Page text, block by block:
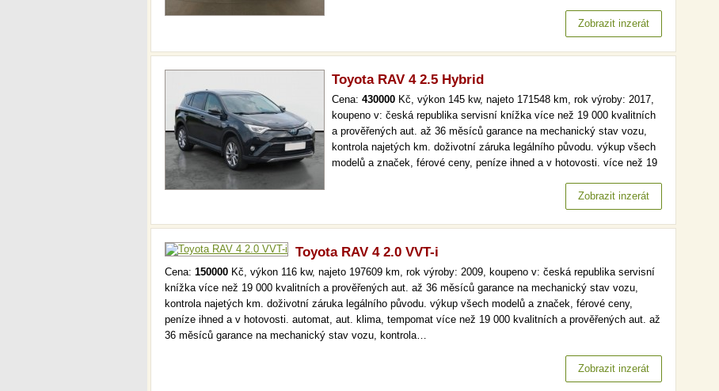
36 měsíců garance na mechanický stav vozu, kontrola najetých km.…
Zobrazit inzerát
Toyota RAV 4 2.5 Hybrid
Cena: 430000 Kč, výkon 145 kw, najeto 171548 km, rok výroby: 2017,
koupeno v: česká republika servisní knížka více než 19 000 kvalitních
a prověřených aut. až 36 měsíců garance na mechanický stav vozu,
kontrola najetých km. doživotní záruka legálního původu. výkup všech
modelů a značek, férové ceny, peníze ihned a v hotovosti. více než 19
mechanický stav vozu, kontrola najetých km. doživotní záruka…
Zobrazit inzerát
Toyota RAV 4 2.0 VVT-i
Cena: 150000 Kč, výkon 116 kw, najeto 197609 km, rok výroby: 2009, koupeno v: česká republika servisní
knížka více než 19 000 kvalitních a prověřených aut. až 36 měsíců garance na mechanický stav vozu,
kontrola najetých km. doživotní záruka legálního původu. výkup všech modelů a značek, férové ceny,
peníze ihned a v hotovosti. automat, aut. klima, tempomat více než 19 000 kvalitních a prověřených aut. až
36 měsíců garance na mechanický stav vozu, kontrola…
Zobrazit inzerát